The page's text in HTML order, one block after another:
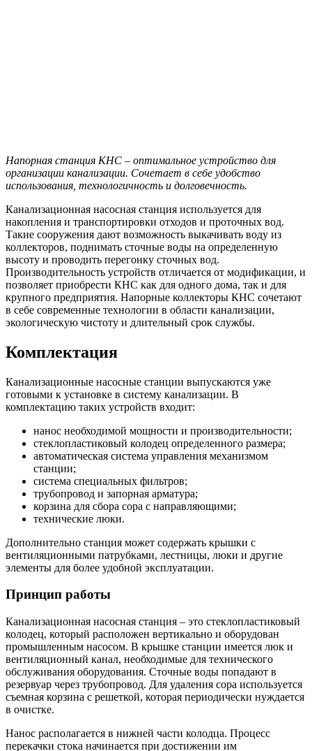
Напорная станция КНС – оптимальное устройство для
организации канализации. Сочетает в себе удобство
использования, технологичность и долговечность.
Канализационная насосная станция используется для
накопления и транспортировки отходов и проточных вод.
Такие сооружения дают возможность выкачивать воду из
коллекторов, поднимать сточные воды на определенную
высоту и проводить перегонку сточных вод.
Производительность устройств отличается от модификации, и
позволяет приобрести КНС как для одного дома, так и для
крупного предприятия. Напорные коллекторы КНС сочетают
в себе современные технологии в области канализации,
экологическую чистоту и длительный срок службы.
Комплектация
Канализационные насосные станции выпускаются уже
готовыми к установке в систему канализации. В
комплектацию таких устройств входит:
нанос необходимой мощности и производительности;
стеклопластиковый колодец определенного размера;
автоматическая система управления механизмом
станции;
система специальных фильтров;
трубопровод и запорная арматура;
корзина для сбора сора с направляющими;
технические люки.
Дополнительно станция может содержать крышки с
вентиляционными патрубками, лестницы, люки и другие
элементы для более удобной эксплуатации.
Принцип работы
Канализационная насосная станция – это стеклопластиковый
колодец, который расположен вертикально и оборудован
промышленным насосом. В крышке станции имеется люк и
вентиляционный канал, необходимые для технического
обслуживания оборудования. Сточные воды попадают в
резервуар через трубопровод. Для удаления сора используется
съемная корзина с решеткой, которая периодически нуждается
в очистке.
Нанос располагается в нижней части колодца. Процесс
перекачки стока начинается при достижении им